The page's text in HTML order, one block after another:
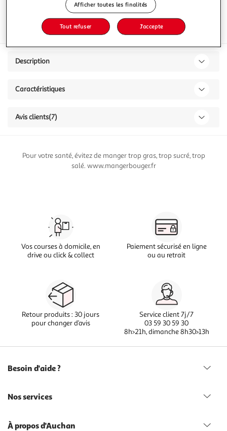
Format
Description
Caractéristiques
Avis clients(7)
Pour votre santé, évitez de manger trop gras, trop sucré, trop
salé. www.mangerbouger.fr
Vos courses à domicile, en
drive ou click & collect
Paiement sécurisé en ligne
ou au retrait
Retour produits : 30 jours
pour changer d’avis
Service client 7j/7
03 59 30 59 30
8h>21h, dimanche 8h30>13h
Besoin d'aide ?
Nos services
À propos d'Auchan
Afficher toutes les finalités
Tout refuser J'accepte